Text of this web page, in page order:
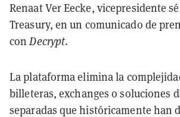
Renaat Ver Eecke, vicepresidente
Treasury, en un comunicado de
conDecrypt.
La plataforma elimina la
billeteras, exchanges o soluciones
separadas que históricamente han